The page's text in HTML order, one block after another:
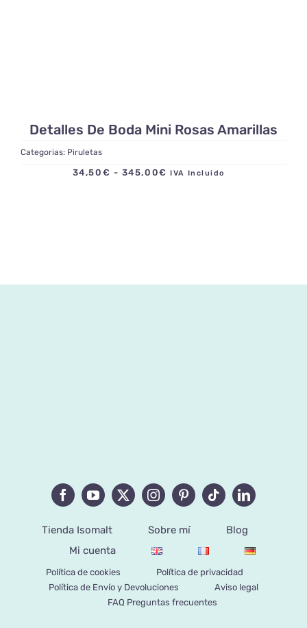
Detalles De Boda Mini Rosas Amarillas
Categorias: Piruletas
34,50 € - 345,00€ Rango
IVA Incluido
Tienda Isomalt Sobre mí
Blog
Mi cuenta
Política de cookies
Política de privacidad
Política de Envío y Devoluciones
Aviso legal
FAQ Preguntas frecuentes